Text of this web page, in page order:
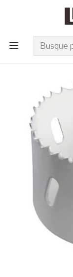
UTILIZA EL CUPÓN
Sierra